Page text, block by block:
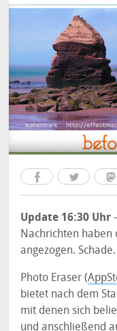
Update 16:30 Uhr
Nachrichten haben
angezogen. Schade.
Photo Eraser (
bietet nach dem
mit denen sich
und anschließend